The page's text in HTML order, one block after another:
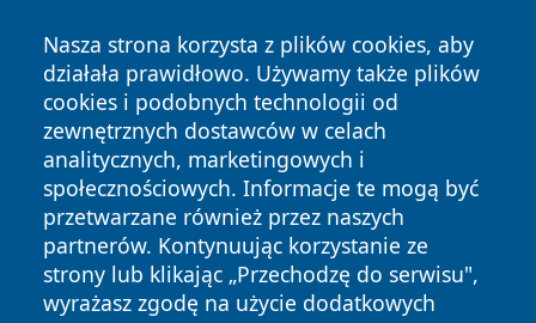
Nasza strona korzysta z plików cookies, aby
działała prawidłowo. Używamy także plików
cookies i podobnych technologii od
zewnętrznych dostawców w celach
analitycznych, marketingowych i
społecznościowych. Informacje te mogą być
przetwarzane również przez naszych
partnerów. Kontynuując korzystanie ze
strony lub klikając „Przechodzę do serwisu",
wyrażasz zgodę na użycie dodatkowych
Copyright © 2026 faktykrakowa.pl Wszystkie prawa
zastrzeżone.
News Autorzy
Polityka
Prywatności
Polityka
Cookies